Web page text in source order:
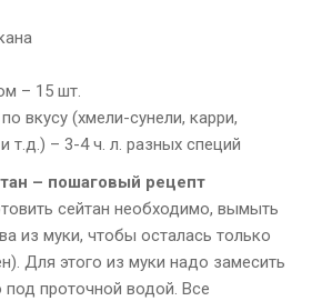
– 15 шт.
вкусу (хмели-сунели, карри,
т.д.) – 3-4 ч. л. разных специй
– пошаговый рецепт
сейтан необходимо, вымыть
из муки, чтобы осталась только
Для этого из муки надо замесить
под проточной водой. Все